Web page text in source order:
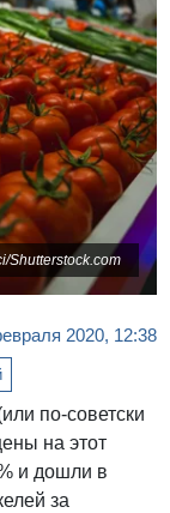
Shutterstock.com
2020, 12:38
по-советски
на этот
и дошли в
за